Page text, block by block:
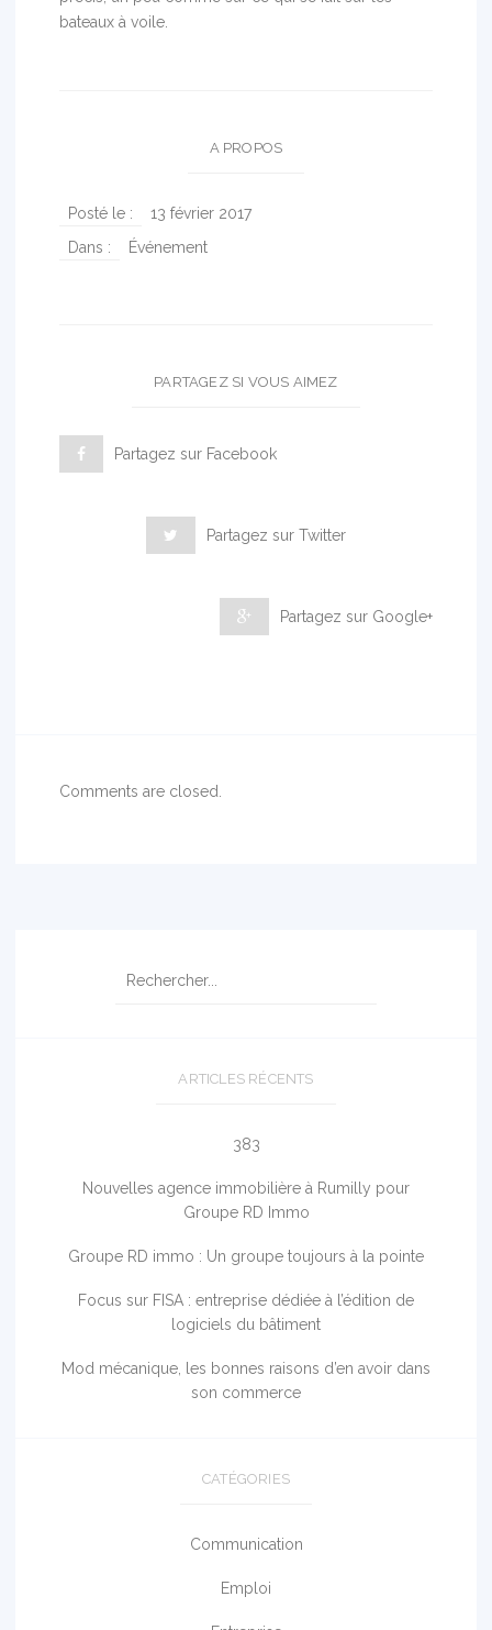
bateaux à voile.
A PROPOS
Posté le :
13 février 2017
Dans :
Événement
PARTAGEZ SI VOUS AIMEZ
Partagez sur Facebook
Partagez sur Twitter
Partagez sur Google+
Comments are closed.
ARTICLES RÉCENTS
383
Nouvelles agence immobilière à Rumilly pour
Groupe RD Immo
Groupe RD immo : Un groupe toujours à la pointe
Focus sur FISA : entreprise dédiée à l’édition de
logiciels du bâtiment
Mod mécanique, les bonnes raisons d’en avoir dans
son commerce
CATÉGORIES
Communication
Emploi